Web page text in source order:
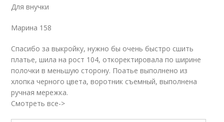
Для внучки
Марина 158
Спасибо за выкройку, нужно бы очень быстро сшить
платье, шила на рост 104, откоректировала по ширине
полочки в меньшую сторону. Поатье выполнено из
хлопка черного цвета, воротник съемный, выполнена
ручная мережка.
Смотреть все->